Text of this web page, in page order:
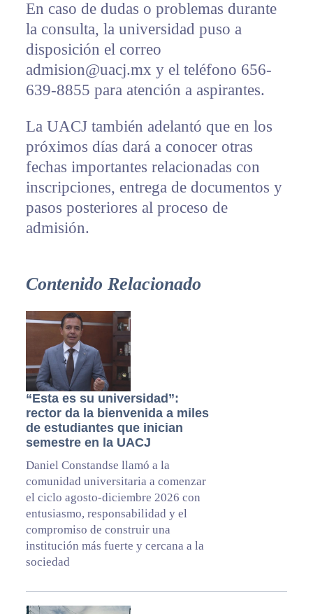
En caso de dudas o problemas durante
la consulta, la universidad puso a
disposición el correo
admision@uacj.mx y el teléfono 656-
639-8855 para atención a aspirantes.
La UACJ también adelantó que en los
próximos días dará a conocer otras
fechas importantes relacionadas con
inscripciones, entrega de documentos y
pasos posteriores al proceso de
admisión.
Contenido Relacionado
“Esta es su universidad”:
rector da la bienvenida a miles
de estudiantes que inician
semestre en la UACJ
Daniel Constandse llamó a la
comunidad universitaria a comenzar
el ciclo agosto-diciembre 2026 con
entusiasmo, responsabilidad y el
compromiso de construir una
institución más fuerte y cercana a la
sociedad